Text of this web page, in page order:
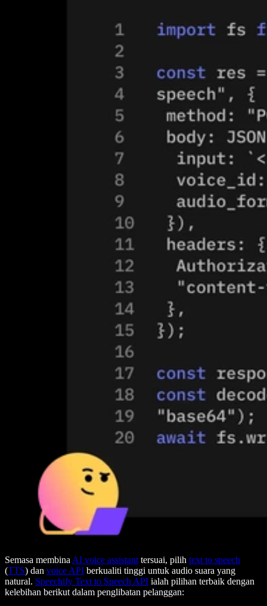
Semasa membina AI voice assistant tersuai, pilih text to speech
(TTS) dan voice API berkualiti tinggi untuk audio suara yang
natural. Speechify Text to Speech API ialah pilihan terbaik dengan
kelebihan berikut dalam penglibatan pelanggan: